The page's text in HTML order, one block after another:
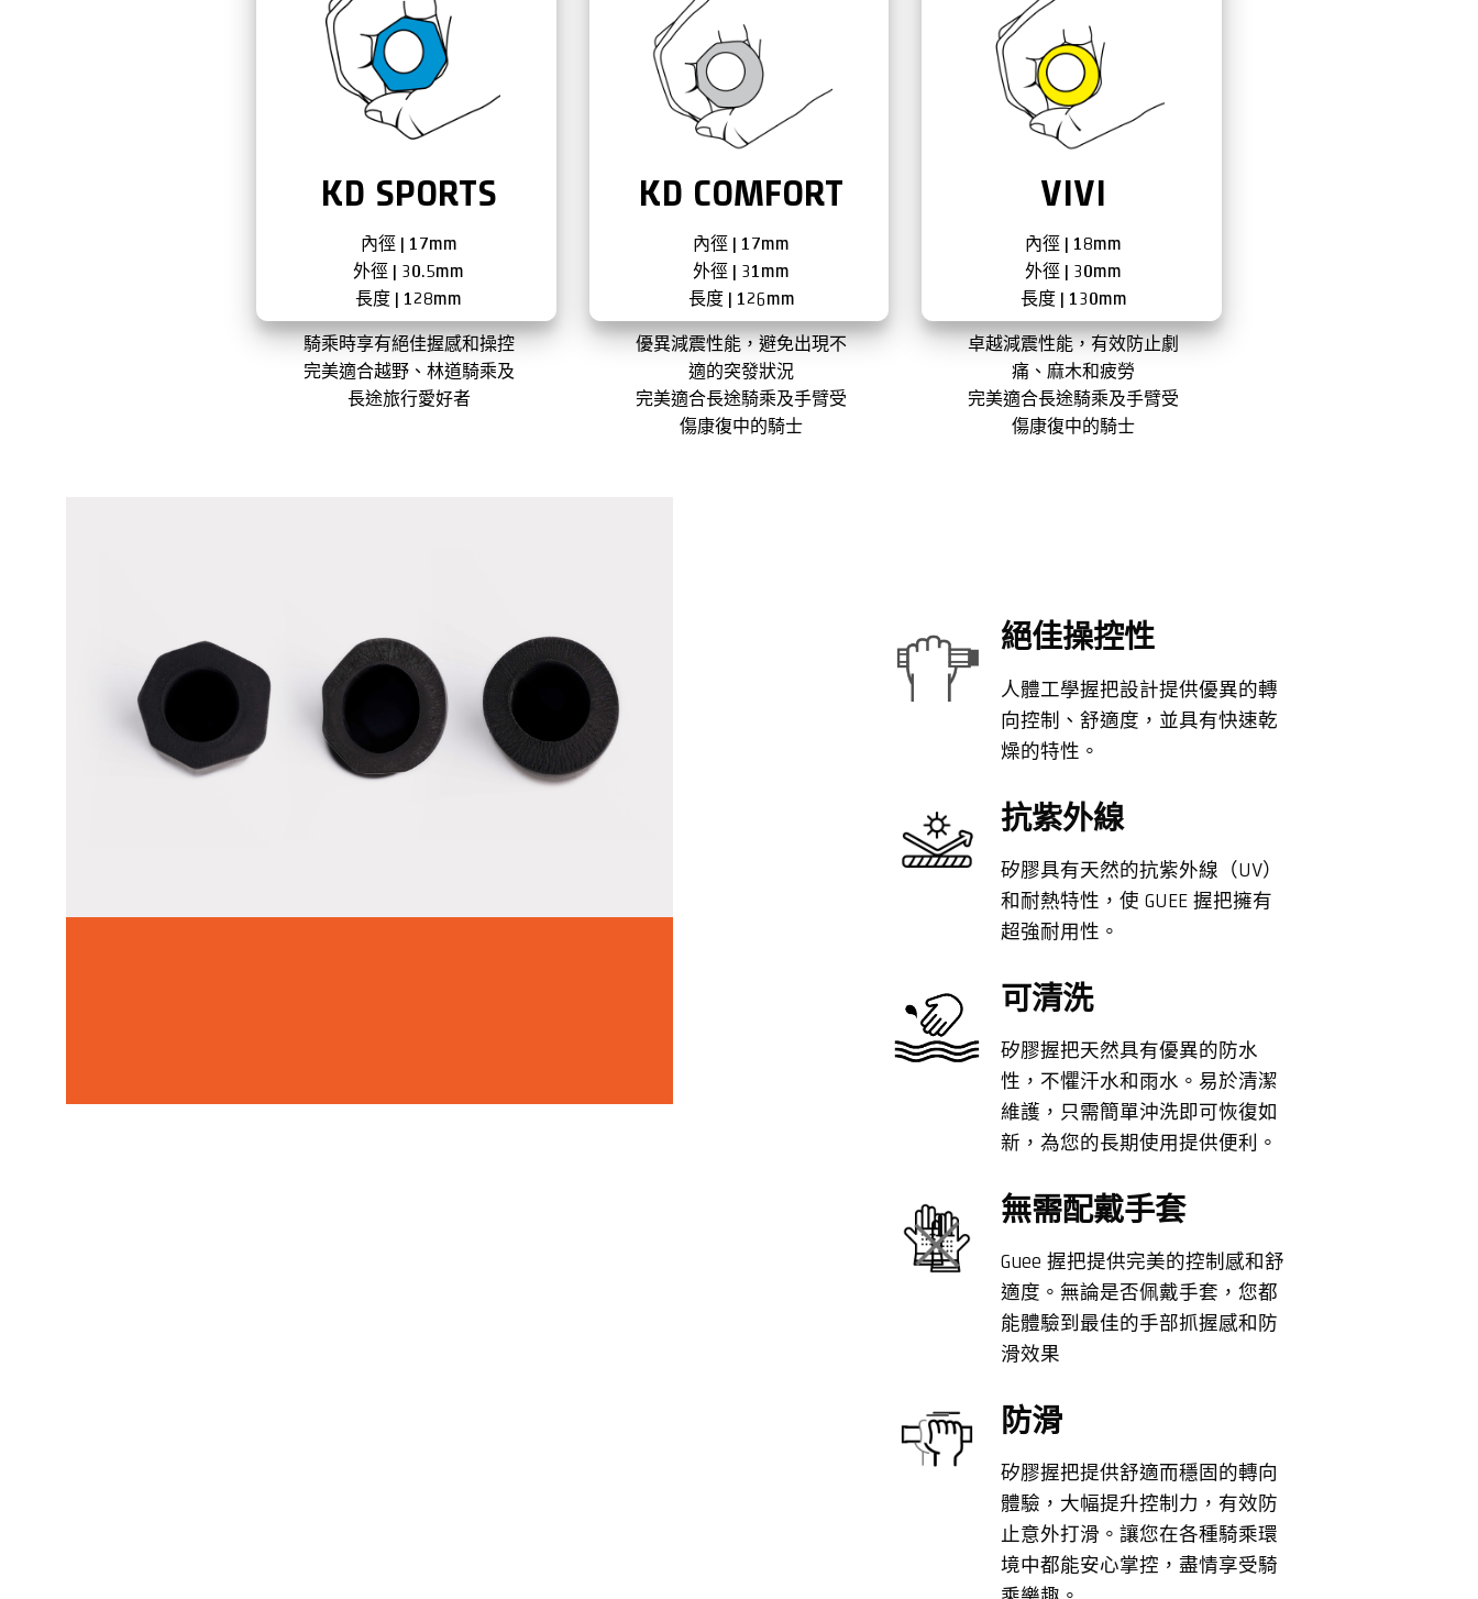
KD SPORTS
內徑 | 17mm
外徑 | 30.5mm
長度 | 128mm
騎乘時享有絕佳握感和操控
完美適合越野、林道騎乘及
長途旅行愛好者
KD COMFORT
內徑 | 17mm
外徑 | 31mm
長度 | 126mm
優異減震性能，避免出現不
適的突發狀況
完美適合長途騎乘及手臂受
傷康復中的騎士
VIVI
內徑 | 18mm
外徑 | 30mm
長度 | 130mm
卓越減震性能，有效防止劇
痛、麻木和疲勞
完美適合長途騎乘及手臂受
傷康復中的騎士
絕佳操控性
人體工學握把設計提供優異的轉
向控制、舒適度，並具有快速乾
燥的特性。
抗紫外線
矽膠具有天然的抗紫外線（UV）
和耐熱特性，使 GUEE 握把擁有
超強耐用性。
可清洗
矽膠握把天然具有優異的防水
性，不懼汗水和雨水。易於清潔
維護，只需簡單沖洗即可恢復如
新，為您的長期使用提供便利。
無需配戴手套
Guee 握把提供完美的控制感和舒
適度。無論是否佩戴手套，您都
能體驗到最佳的手部抓握感和防
滑效果
防滑
矽膠握把提供舒適而穩固的轉向
體驗，大幅提升控制力，有效防
止意外打滑。讓您在各種騎乘環
境中都能安心掌控，盡情享受騎